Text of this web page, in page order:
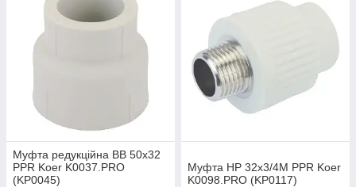
Муфта редукційна ВВ 50x32
PPR Koer K0037.PRO
(KP0045)
Муфта НР 32x3/4M PPR Koer
K0098.PRO (KP0117)